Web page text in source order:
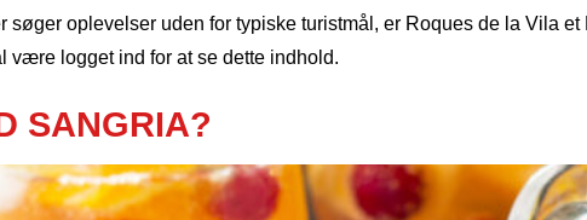
søger oplevelser uden for typiske turistmål, er Roques de la Vila
logget ind for at se dette indhold.
SANGRIA?